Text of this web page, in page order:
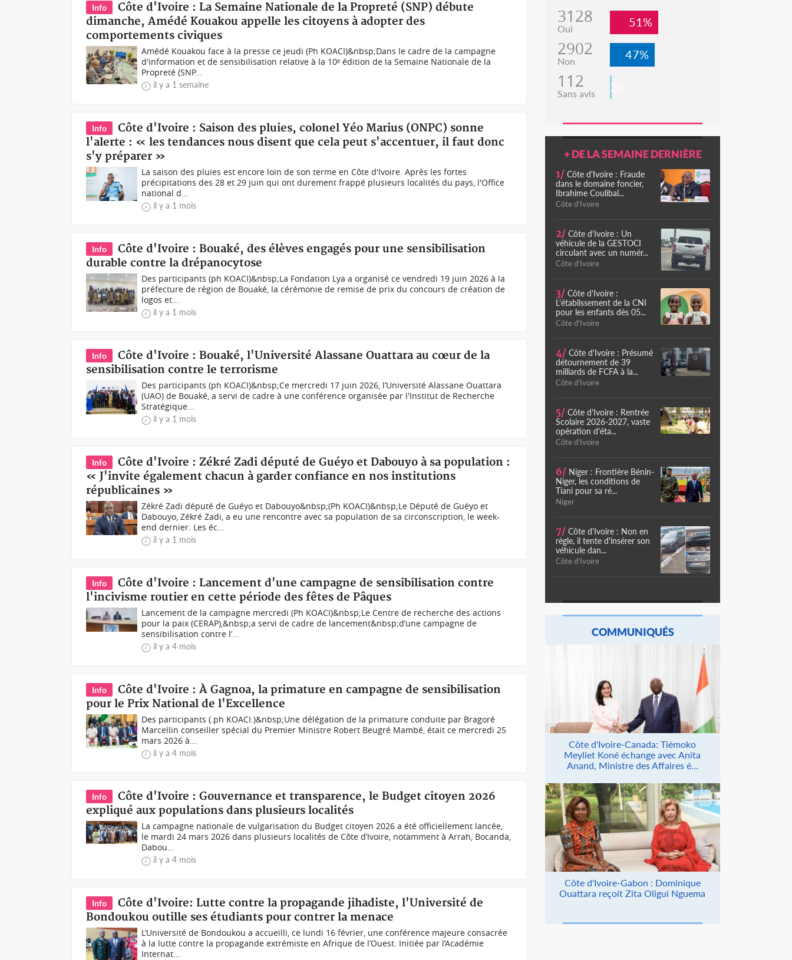
Info
Côte d'Ivoire : La Semaine Nationale de la Propreté (SNP) débute
dimanche, Amédé Kouakou appelle les citoyens à adopter des
comportements civiques
Amédé Kouakou face à la presse ce jeudi (Ph KOACI)&nbsp;Dans le cadre de la campagne
d'information et de sensibilisation relative à la 10ᵉ édition de la Semaine Nationale de la
Propreté (SNP...
il y a 1 semaine
Info
Côte d'Ivoire : Saison des pluies, colonel Yéo Marius (ONPC) sonne
l'alerte : « les tendances nous disent que cela peut s'accentuer, il faut donc
s'y préparer »
La saison des pluies est encore loin de son terme en Côte d'Ivoire. Après les fortes
précipitations des 28 et 29 juin qui ont durement frappé plusieurs localités du pays, l'Office
national d...
il y a 1 mois
Info
Côte d'Ivoire : Bouaké, des élèves engagés pour une sensibilisation
durable contre la drépanocytose
Des participants (ph KOACI)&nbsp;La Fondation Lya a organisé ce vendredi 19 juin 2026 à la
préfecture de région de Bouaké, la cérémonie de remise de prix du concours de création de
logos et...
il y a 1 mois
Info
Côte d'Ivoire : Bouaké, l'Université Alassane Ouattara au cœur de la
sensibilisation contre le terrorisme
Des participants (ph KOACI)&nbsp;Ce mercredi 17 juin 2026, l’Université Alassane Ouattara
(UAO) de Bouaké, a servi de cadre à une conférence organisée par l'Institut de Recherche
Stratégique...
il y a 1 mois
Info
Côte d'Ivoire : Zékré Zadi député de Guéyo et Dabouyo à sa population :
« J'invite également chacun à garder confiance en nos institutions
républicaines »
Zékré Zadi député de Guéyo et Dabouyo&nbsp;(Ph KOACI)&nbsp;Le Député de Guéyo et
Dabouyo, Zékré Zadi, a eu une rencontre avec sa population de sa circonscription, le week-
end dernier. Les éc...
il y a 1 mois
Info
Côte d'Ivoire : Lancement d'une campagne de sensibilisation contre
l'incivisme routier en cette période des fêtes de Pâques
Lancement de la campagne mercredi (Ph KOACI)&nbsp;Le Centre de recherche des actions
pour la paix (CERAP),&nbsp;a servi de cadre de lancement&nbsp;d’une campagne de
sensibilisation contre l’...
il y a 4 mois
Info
Côte d'Ivoire : À Gagnoa, la primature en campagne de sensibilisation
pour le Prix National de l'Excellence
Des participants (.ph KOACI.)&nbsp;Une délégation de la primature conduite par Bragoré
Marcellin conseiller spécial du Premier Ministre Robert Beugré Mambé, était ce mercredi 25
mars 2026 à...
il y a 4 mois
Info
Côte d'Ivoire : Gouvernance et transparence, le Budget citoyen 2026
expliqué aux populations dans plusieurs localités
La campagne nationale de vulgarisation du Budget citoyen 2026 a été officiellement lancée,
le mardi 24 mars 2026 dans plusieurs localités de Côte d’Ivoire, notamment à Arrah, Bocanda,
Dabou...
il y a 4 mois
Info
Côte d'Ivoire: Lutte contre la propagande jihadiste, l'Université de
Bondoukou outille ses étudiants pour contrer la menace
L’Université de Bondoukou a accueilli, ce lundi 16 février, une conférence majeure consacrée
à la lutte contre la propagande extrémiste en Afrique de l’Ouest. Initiée par l’Académie
Internat...
3128
Oui 51%
2902
Non 47%
112
Sans avis 2%
+ DE LA SEMAINE DERNIÈRE
1/ Côte d'Ivoire : Fraude
dans le domaine foncier,
Ibrahime Coulibal...
Côte d'Ivoire
2/ Côte d'Ivoire : Un
véhicule de la GESTOCI
circulant avec un numér...
Côte d'Ivoire
3/ Côte d'Ivoire :
L'établissement de la CNI
pour les enfants dès 05...
Côte d'Ivoire
4/ Côte d'Ivoire : Présumé
détournement de 39
milliards de FCFA à la...
Côte d'Ivoire
5/ Côte d'Ivoire : Rentrée
Scolaire 2026-2027, vaste
opération d'éta...
Côte d'Ivoire
6/ Niger : Frontière Bénin-
Niger, les conditions de
Tiani pour sa ré...
Niger
7/ Côte d'Ivoire : Non en
règle, il tente d'insérer son
véhicule dan...
Côte d'Ivoire
COMMUNIQUÉS
Côte d'Ivoire-Canada: Tiémoko
Meyliet Koné échange avec Anita
Anand, Ministre des Affaires é...
Côte d'Ivoire-Gabon : Dominique
Ouattara reçoit Zita Oligui Nguema